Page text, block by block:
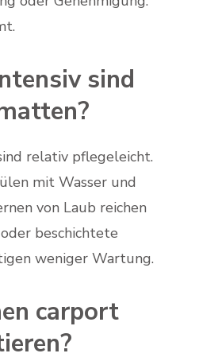
sind
relativ pflegeleicht.
mit Wasser und
von Laub reichen
beschichtete
weniger Wartung.
carport